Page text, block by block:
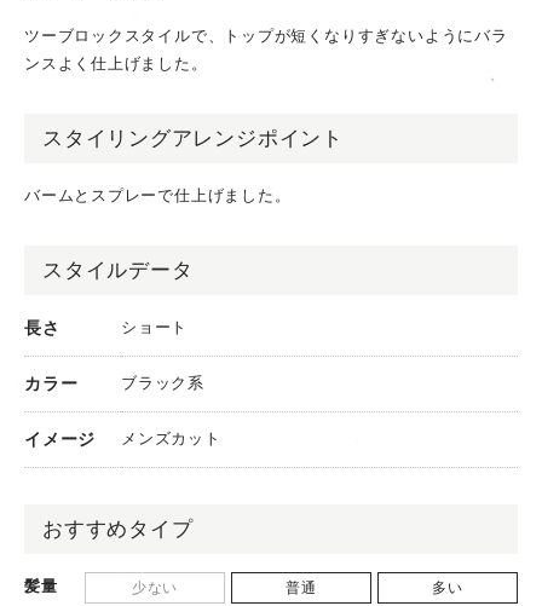
ツーブロックスタイルで、トップが短くなりすぎないようにバラ
ンスよく仕上げました。
スタイリングアレンジポイント
バームとスプレーで仕上げました。
スタイルデータ
長さ ショート
カラー ブラック系
イメージ メンズカット
おすすめタイプ
髪量 少ない 普通 多い